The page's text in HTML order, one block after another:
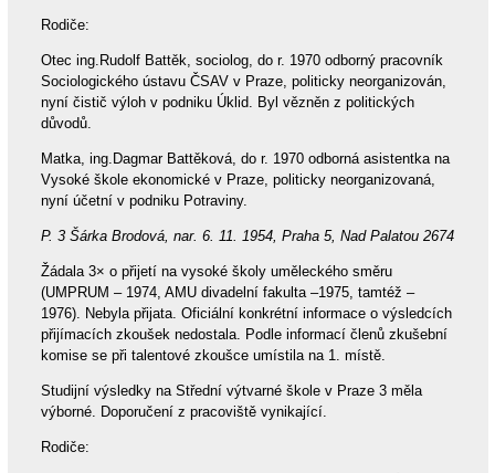
Rodiče:
Otec ing.Rudolf Battěk, sociolog, do r. 1970 odborný pracovník
Sociologického ústavu ČSAV v Praze, politicky neorganizován,
nyní čistič výloh v podniku Úklid. Byl vězněn z politických
důvodů.
Matka, ing.Dagmar Battěková, do r. 1970 odborná asistentka na
Vysoké škole ekonomické v Praze, politicky neorganizovaná,
nyní účetní v podniku Potraviny.
P. 3 Šárka Brodová, nar. 6. 11. 1954, Praha 5, Nad Palatou 2674
Žádala 3× o přijetí na vysoké školy uměleckého směru
(UMPRUM – 1974, AMU divadelní fakulta –1975, tamtéž –
1976). Nebyla přijata. Oficiální konkrétní informace o výsledcích
přijímacích zkoušek nedostala. Podle informací členů zkušební
komise se při talentové zkoušce umístila na 1. místě.
Studijní výsledky na Střední výtvarné škole v Praze 3 měla
výborné. Doporučení z pracoviště vynikající.
Rodiče: